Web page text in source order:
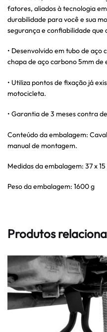
fatores, aliados à tecnologia
durabilidade para você e sua
segurança e confiabilidade
• Desenvolvido em tubo de
chapa de aço carbono 5mm de
• Utiliza pontos de fixação já
motocicleta.
• Garantia de 3 meses contra
Conteúdo da embalagem:
manual de montagem.
Medidas da embalagem: 37 x
Peso da embalagem: 1600 g
Produtos